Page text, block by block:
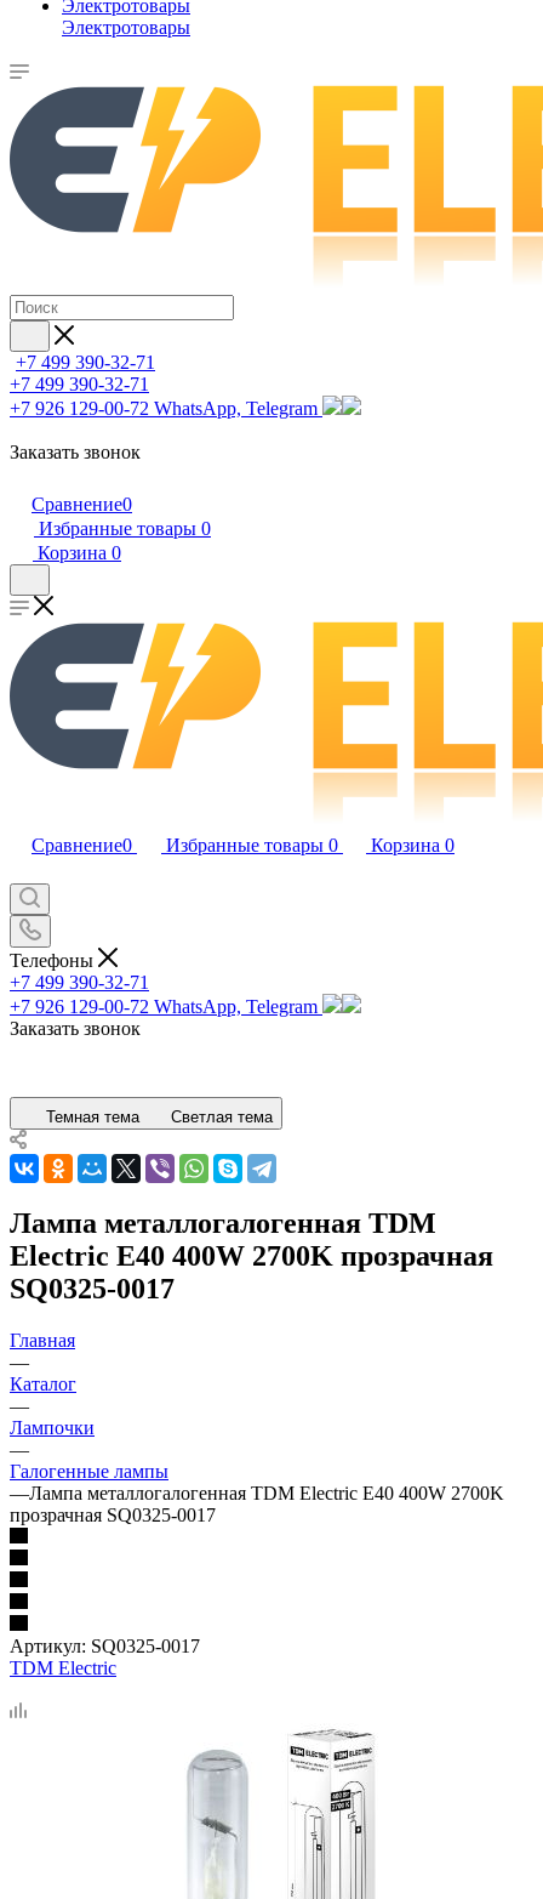
Электротовары
+7 499 390-32-71
+7 499 390-32-71
+7 926 129-00-72 WhatsApp, Telegram
Заказать звонок
Сравнение0
Избранные товары 0
Корзина 0
Сравнение0 Избранные товары 0 Корзина 0
Телефоны
+7 499 390-32-71
+7 926 129-00-72 WhatsApp, Telegram
Заказать звонок
Темная тема Светлая тема
Лампа металлогалогенная TDM
Electric E40 400W 2700K прозрачная
SQ0325-0017
Главная
—
Каталог
—
Лампочки
—
Галогенные лампы
—Лампа металлогалогенная TDM Electric E40 400W 2700K
прозрачная SQ0325-0017
Артикул: SQ0325-0017
TDM Electric